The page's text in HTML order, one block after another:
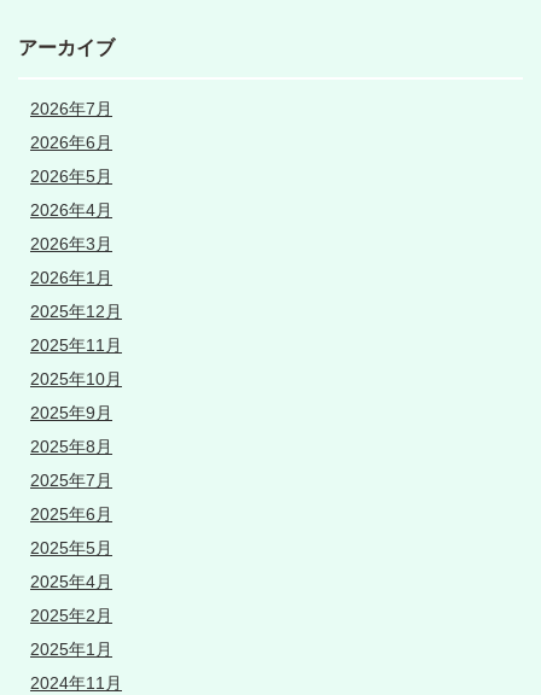
アーカイブ
2026年7月
2026年6月
2026年5月
2026年4月
2026年3月
2026年1月
2025年12月
2025年11月
2025年10月
2025年9月
2025年8月
2025年7月
2025年6月
2025年5月
2025年4月
2025年2月
2025年1月
2024年11月